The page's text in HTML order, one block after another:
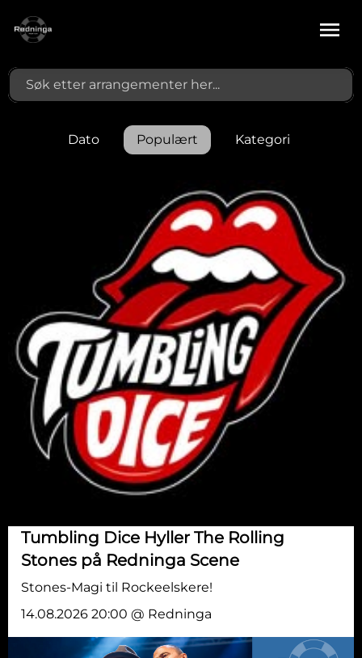
Dato Populært Kategori
Tumbling Dice Hyller The Rolling
Stones på Redninga Scene
Stones-Magi til Rockeelskere!
14.08.2026 20:00 @ Redninga